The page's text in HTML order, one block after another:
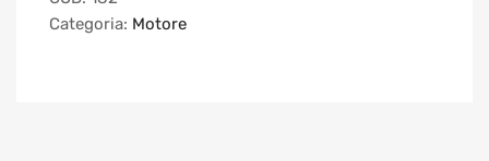
Categoria: Motore